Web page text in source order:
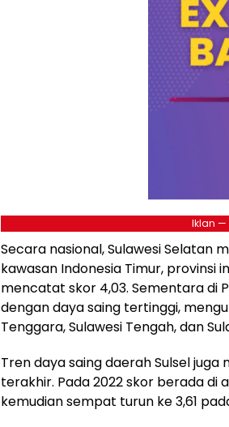
Iklan —
Secara nasional, Sulawesi Selatan
kawasan Indonesia Timur, provinsi
mencatat skor 4,03. Sementara di
dengan daya saing tertinggi,
Tenggara, Sulawesi Tengah, dan
Tren daya saing daerah Sulsel
terakhir. Pada 2022 skor berada di
kemudian sempat turun ke 3,61